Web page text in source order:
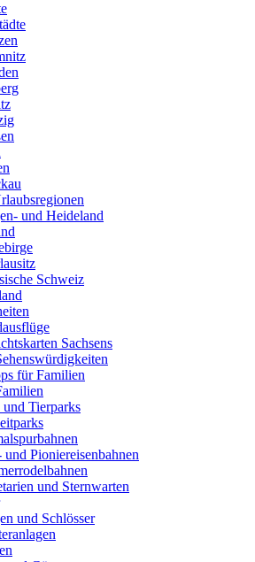
und Heideland
Schweiz
Sachsens
für Familien
und Tierparks
und Pioniereisenbahnen
und Sternwarten
und Schlösser